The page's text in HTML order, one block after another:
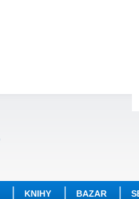
KNIHY BAZAR